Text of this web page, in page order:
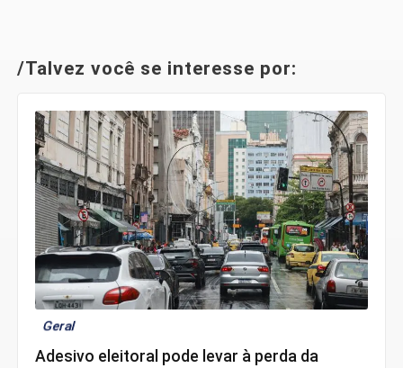
/Talvez você se interesse por:
Geral
Adesivo eleitoral pode levar à perda da